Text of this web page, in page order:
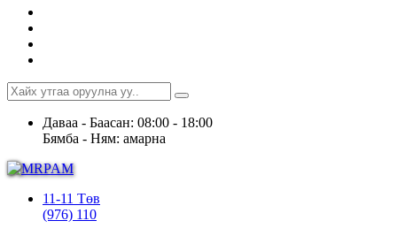
Даваа - Баасан: 08:00 - 18:00
Бямба - Ням: амарна
11-11 Төв
(976) 110